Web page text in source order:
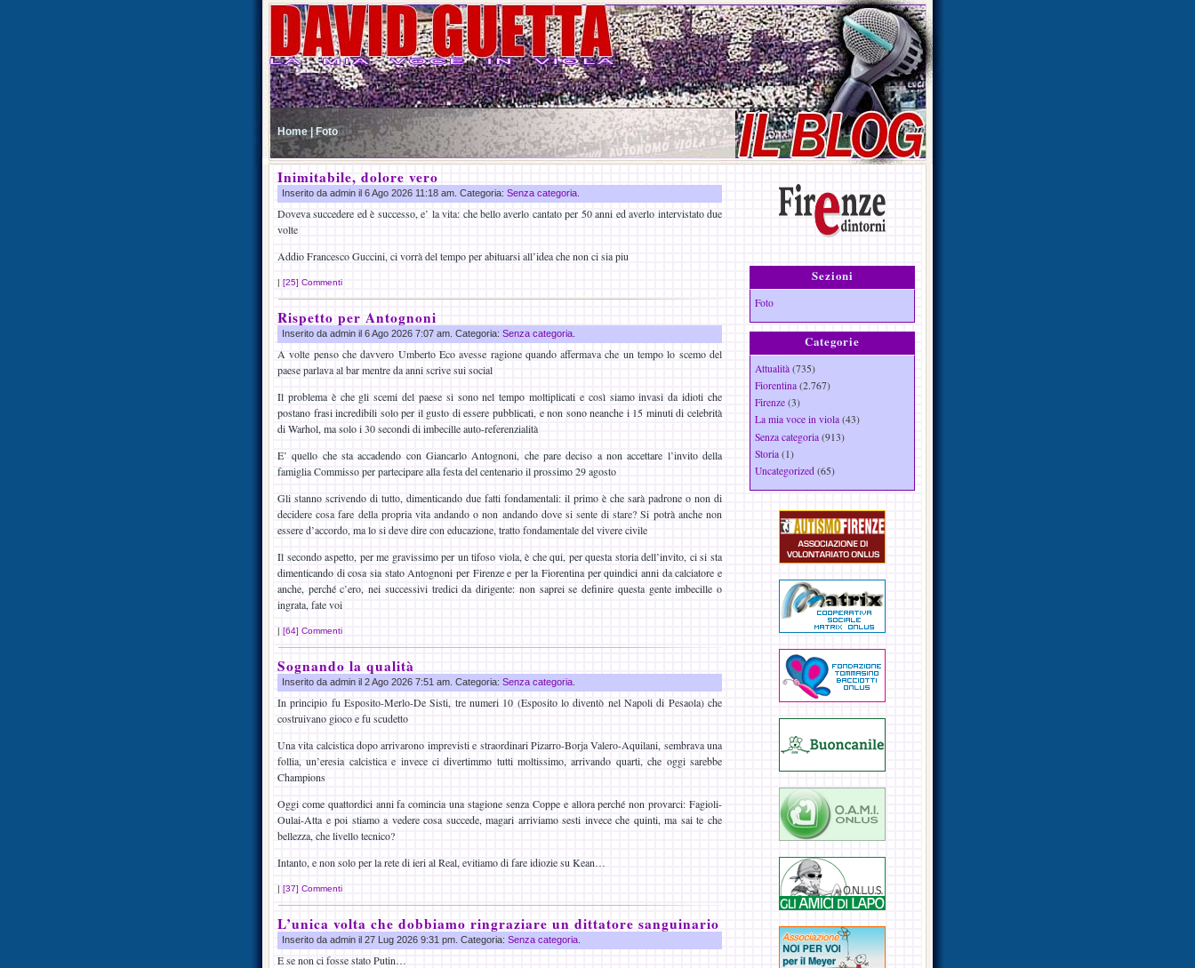
Home | Foto
Inimitabile, dolore vero
Inserito da admin il 6 Ago 2026 11:18 am. Categoria: Senza categoria
Doveva succedere ed è successo, e’ la vita: che bello averlo cantato per 50 anni ed averlo intervistato due
volte
Addio Francesco Guccini, ci vorrà del tempo per abituarsi all’idea che non ci sia piu
| [25] Commenti
Rispetto per Antognoni
Inserito da admin il 6 Ago 2026 7:07 am. Categoria: Senza categoria
A volte penso che davvero Umberto Eco avesse ragione quando affermava che un tempo lo scemo del
paese parlava al bar mentre da anni scrive sui social
Il problema è che gli scemi del paese si sono nel tempo moltiplicati e così siamo invasi da idioti che
postano frasi incredibili solo per il gusto di essere pubblicati, e non sono neanche i 15 minuti di celebrità
di Warhol, ma solo i 30 secondi di imbecille auto-referenzialità
E’ quello che sta accadendo con Giancarlo Antognoni, che pare deciso a non accettare l’invito della
famiglia Commisso per partecipare alla festa del centenario il prossimo 29 agosto
Gli stanno scrivendo di tutto, dimenticando due fatti fondamentali: il primo è che sarà padrone o non di
decidere cosa fare della propria vita andando o non andando dove si sente di stare? Si potrà anche non
essere d’accordo, ma lo si deve dire con educazione, tratto fondamentale del vivere civile
Il secondo aspetto, per me gravissimo per un tifoso viola, è che qui, per questa storia dell’invito, ci si sta
dimenticando di cosa sia stato Antognoni per Firenze e per la Fiorentina per quindici anni da calciatore e
anche, perché c’ero, nei successivi tredici da dirigente: non saprei se definire questa gente imbecille o
ingrata, fate voi
| [64] Commenti
Sognando la qualità
Inserito da admin il 2 Ago 2026 7:51 am. Categoria: Senza categoria
In principio fu Esposito-Merlo-De Sisti, tre numeri 10 (Esposito lo diventò nel Napoli di Pesaola) che
costruivano gioco e fu scudetto
Una vita calcistica dopo arrivarono imprevisti e straordinari Pizarro-Borja Valero-Aquilani, sembrava una
follia, un’eresia calcistica e invece ci divertimmo tutti moltissimo, arrivando quarti, che oggi sarebbe
Champions
Oggi come quattordici anni fa comincia una stagione senza Coppe e allora perché non provarci: Fagioli-
Oulai-Atta e poi stiamo a vedere cosa succede, magari arriviamo sesti invece che quinti, ma sai te che
bellezza, che livello tecnico?
Intanto, e non solo per la rete di ieri al Real, evitiamo di fare idiozie su Kean…
| [37] Commenti
L’unica volta che dobbiamo ringraziare un dittatore sanguinario
Inserito da admin il 27 Lug 2026 9:31 pm. Categoria: Senza categoria
E se non ci fosse stato Putin…
Sezioni
Foto
Categorie
Attualità (735)
Fiorentina (2.767)
Firenze (3)
La mia voce in viola (43)
Senza categoria (913)
Storia (1)
Uncategorized (65)